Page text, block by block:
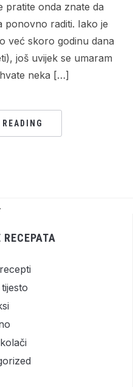
pratite onda znate da
ponovno raditi. Iako je
već skoro godinu dana
još uvijek se umaram
neka […]